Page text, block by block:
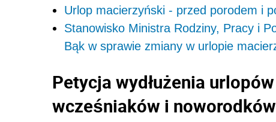
Urlop macierzyński - przed porodem i
Stanowisko Ministra Rodziny, Pracy i
Bąk w sprawie zmiany w urlopie
Petycja wydłużenia
wcześniaków i